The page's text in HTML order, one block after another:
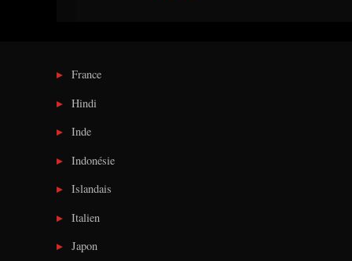
France
Hindi
Inde
Indonésie
Islandais
Italien
Japon